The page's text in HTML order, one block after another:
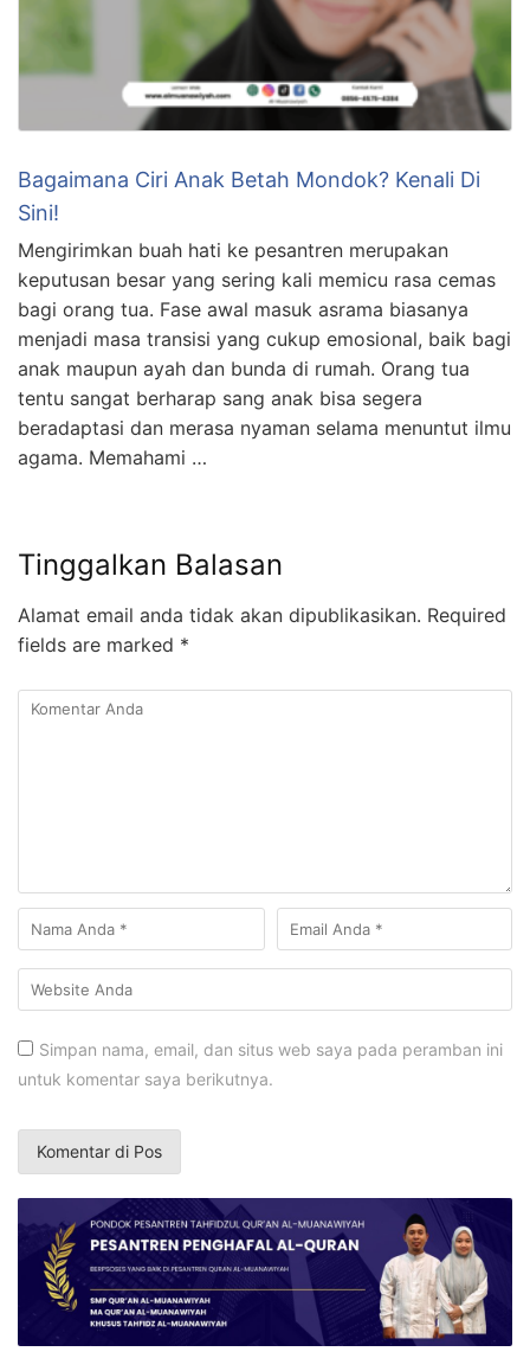
Bagaimana Ciri Anak Betah Mondok? Kenali Di
Sini!
Mengirimkan buah hati ke pesantren merupakan
keputusan besar yang sering kali memicu rasa cemas
bagi orang tua. Fase awal masuk asrama biasanya
menjadi masa transisi yang cukup emosional, baik bagi
anak maupun ayah dan bunda di rumah. Orang tua
tentu sangat berharap sang anak bisa segera
beradaptasi dan merasa nyaman selama menuntut ilmu
agama. Memahami …
Tinggalkan Balasan
Alamat email anda tidak akan dipublikasikan. Required
fields are marked *
Simpan nama, email, dan situs web saya pada peramban ini
untuk komentar saya berikutnya.